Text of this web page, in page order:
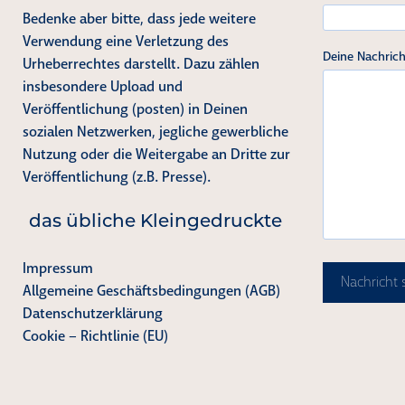
Bedenke aber bitte, dass jede weitere
Verwendung eine Verletzung des
Urheberrechtes darstellt. Dazu zählen
insbesondere Upload und
Veröffentlichung (posten) in Deinen
sozialen Netzwerken, jegliche gewerbliche
Nutzung oder die Weitergabe an Dritte zur
Veröffentlichung (z.B. Presse).
das übliche Kleingedruckte
Impressum
Allgemeine Geschäftsbedingungen (AGB)
Datenschutzerklärung
Cookie – Richtlinie (EU)
Deine
Nachricht